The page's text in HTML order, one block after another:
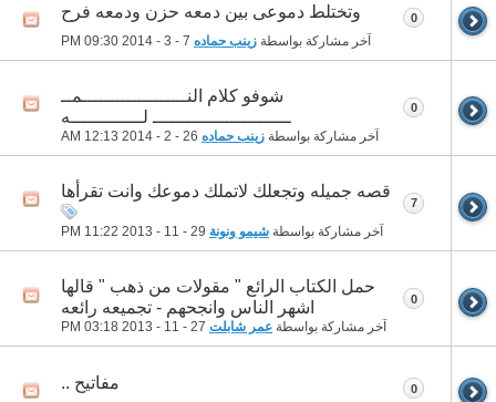
وتختلط دموعى بين دمعه حزن ودمعه فرح
آخر مشاركة بواسطة زينب حماده 09:30 PM
0
شوفو كلام النـــــــــــــــــــمــ
ـــــــــــــــــــــــــ لـــــــــــــه
آخر مشاركة بواسطة زينب حماده 12:13 AM
0
قصه جميله وتجعلك لاتملك دموعك وانت تقرأها
آخر مشاركة بواسطة شيمو ونونة 11:22 PM
7
حمل الكتاب الرائع " مقولات من ذهب " قالها
اشهر الناس وانجحهم - تجميعه رائعه
آخر مشاركة بواسطة عمر شابلت 03:18 PM
0
مفاتيح .. 0